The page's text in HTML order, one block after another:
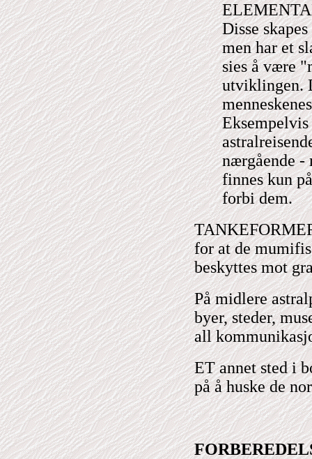
Disse
men har et
sies å være
utviklingen.
nærgående -
finnes kun
forbi dem.
for at de
beskyttes mot
På midlere
byer, steder,
all
ET annet sted i
på å huske de